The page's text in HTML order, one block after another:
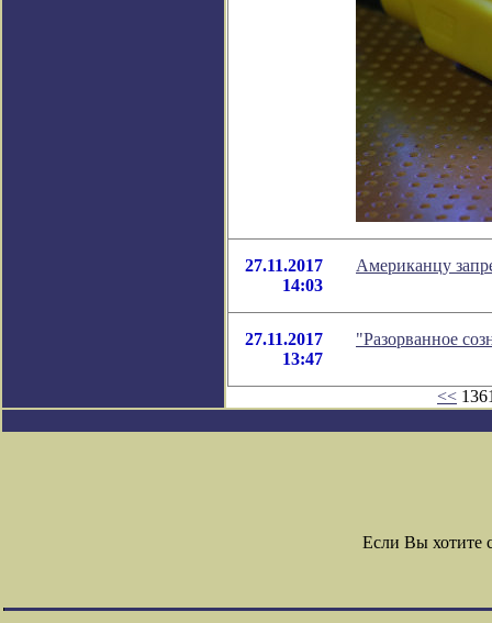
27.11.2017
14:03
Американцу
27.11.2017
13:47
"Разорванное
<<
Если Вы хотите